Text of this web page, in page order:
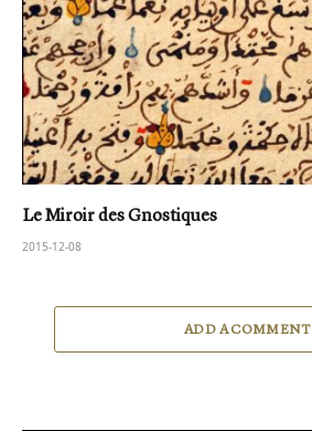
Le Miroir des Gnostiques
2015-12-08
ADD A COMMENT